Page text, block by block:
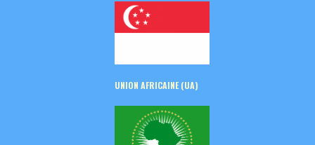
UNION AFRICAINE (UA)